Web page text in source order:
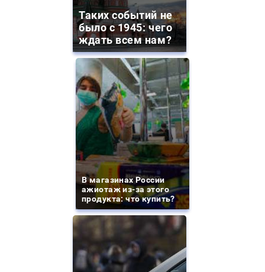
Таких событий не
было с 1945: чего
ждать всем нам?
В магазинах России
ажиотаж из-за этого
продукта: что купить?